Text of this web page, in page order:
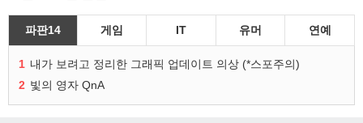
파판14 게임 IT 유머 연예
1 내가 보려고 정리한 그래픽 업데이트 의상 (*스포주의)
2 빛의 영자 QnA